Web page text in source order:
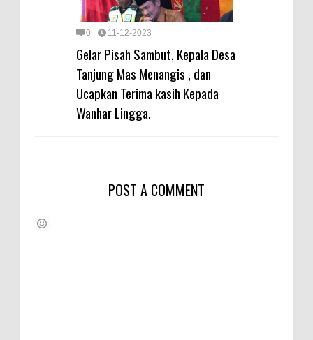
0 11-12-2023
Gelar Pisah Sambut, Kepala Desa
Tanjung Mas Menangis , dan
Ucapkan Terima kasih Kepada
Wanhar Lingga.
POST A COMMENT